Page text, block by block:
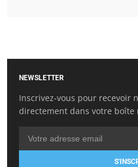
NEWSLETTER
Inscrivez-vous pour recevoir
directement dans votre boîte